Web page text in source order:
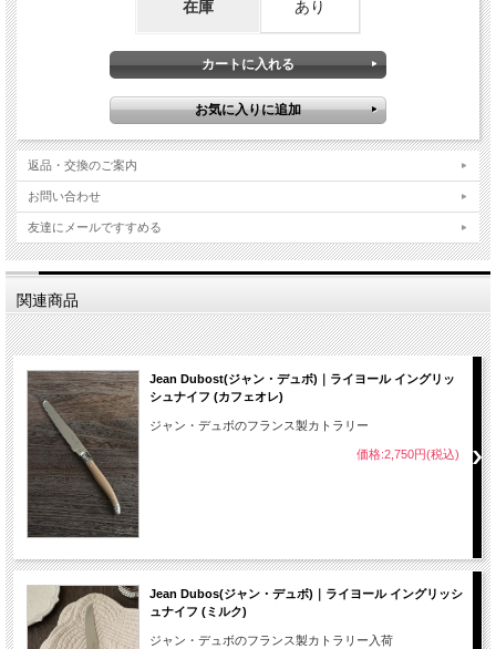
在庫 あり
返品・交換のご案内
お問い合わせ
友達にメールですすめる
関連商品
Jean Dubost(ジャン・デュボ)｜ライヨール イングリッ
シュナイフ (カフェオレ)
ジャン・デュボのフランス製カトラリー
価格:2,750円(税込)
Jean Dubos(ジャン・デュボ)｜ライヨール イングリッシ
ュナイフ (ミルク)
ジャン・デュボのフランス製カトラリー入荷